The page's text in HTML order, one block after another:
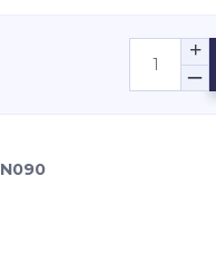
N090